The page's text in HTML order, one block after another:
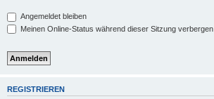
Angemeldet bleiben
Meinen Online-Status während dieser Sitzung verbergen
REGISTRIEREN